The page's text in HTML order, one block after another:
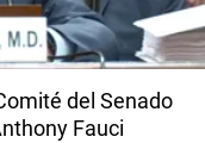
del Senado
Fauci